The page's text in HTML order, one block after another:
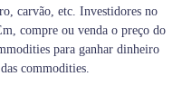
carvão, etc. Investidores no
compre ou venda o preço do
para ganhar dinheiro
commodities.